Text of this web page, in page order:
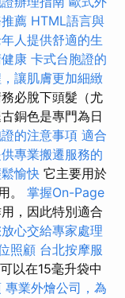
薦 HTML語言與
人提供舒適的生
康 卡式台胞證的
讓肌膚更加細緻
必脫下頭髮（尤
銅色是專門為日
的注意事項 適合
專業搬遷服務的
愉快 它主要用於
。 掌握On-Page
，因此特別適合
心交給專家處理
照顧 台北按摩服
以在15毫升袋中
專業外燴公司，為